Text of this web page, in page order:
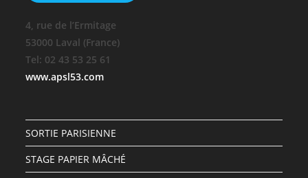
4, rue de l’Ermitage
53000 Laval (France)
Tel: 02 43 53 25 61
www.apsl53.com
SORTIE PARISIENNE
STAGE PAPIER MÂCHÉ